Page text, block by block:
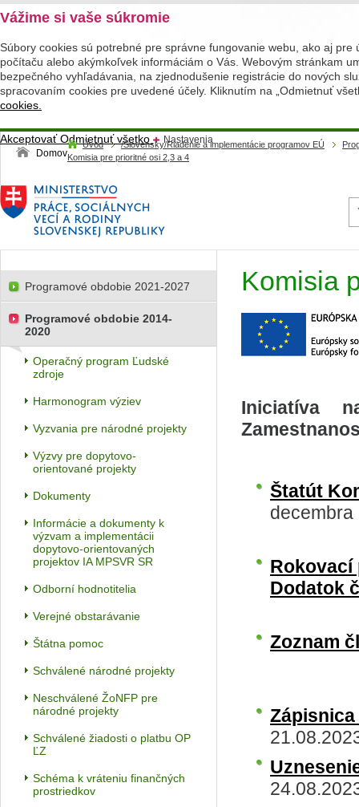
Vážime si vaše súkromie
Súbory cookies sú potrebné pre správne fungovanie webu, ako aj
počítaču alebo akýmkoľvek informáciám o Vás. Webovým stránkam
bezpečného vyhľadávania, na zjednodušenie registrácie do nových
spracovaním cookies pre uvedené účely. Kliknutím na „Odmietnuť
cookies.
AkceptovaťOdmietnuť všetko
Nastavenia
Domov
Úvod /Slovensky/Riadenie a implementácie programov EÚ
Komisia pre prioritné osi 2,3 a 4
Komisia
Iniciatíva
Štatút
decembra
Dodatok
Zoznam
Programové obdobie 2021-2027
Programové obdobie 2014-
2020
Operačný program Ľudské
zdroje
Harmonogram výziev
Vyzvania pre národné projekty
Výzvy pre dopytovo-
orientované projekty
Dokumenty
Informácie a dokumenty k
výzvam a implementácii
dopytovo-orientovaných
projektov IA MPSVR SR
Odborní hodnotitelia
Verejné obstarávanie
Štátna pomoc
Schválené národné projekty
Neschválené ŽoNFP pre
národné projekty
Schválené žiadosti o platbu OP
ĽZ
Schéma k vráteniu finančných
prostriedkov